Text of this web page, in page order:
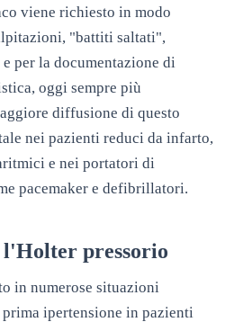
viene richiesto in modo
"battiti saltati",
per la documentazione di
oggi sempre più
diffusione di questo
nei pazienti reduci da infarto,
e nei portatori di
pacemaker e defibrillatori.
l'Holter pressorio
in numerose situazioni
ipertensione in pazienti